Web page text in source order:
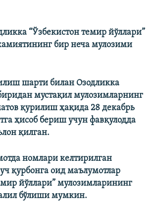
“Ўзбекистон темир йўллари”
бир неча мулозими
шарти билан Озодликка
мустақил мулозимларнинг
қурилиш ҳақида 28 декабрь
ҳисоб бериш учун фавқулодда
қилган.
номлари келтирилган
қурбонга оид маълумотлар
йўллари” мулозимларининг
бўлиши мумкин.